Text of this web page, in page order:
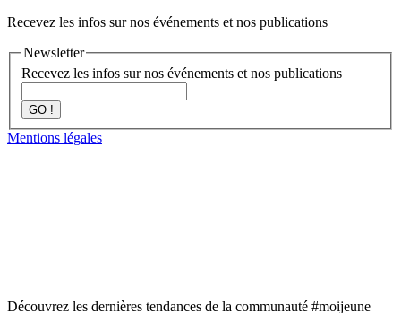
Recevez les infos sur nos événements et nos publications
Newsletter
Recevez les infos sur nos événements et nos publications
GO !
Mentions légales
Découvrez les dernières tendances de la communauté #moijeune